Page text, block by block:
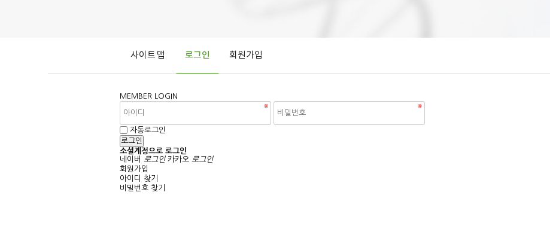
사이트 맵 로그인 회원가입
MEMBER LOGIN
자동로그인
소셜계정으로 로그인
네이버
로그인 카카오 로그인
회원가입
아이디 찾기
비밀번호 찾기